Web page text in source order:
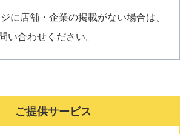
に店舗・企業の掲載がない場合は、
い合わせください。
ご提供サービス